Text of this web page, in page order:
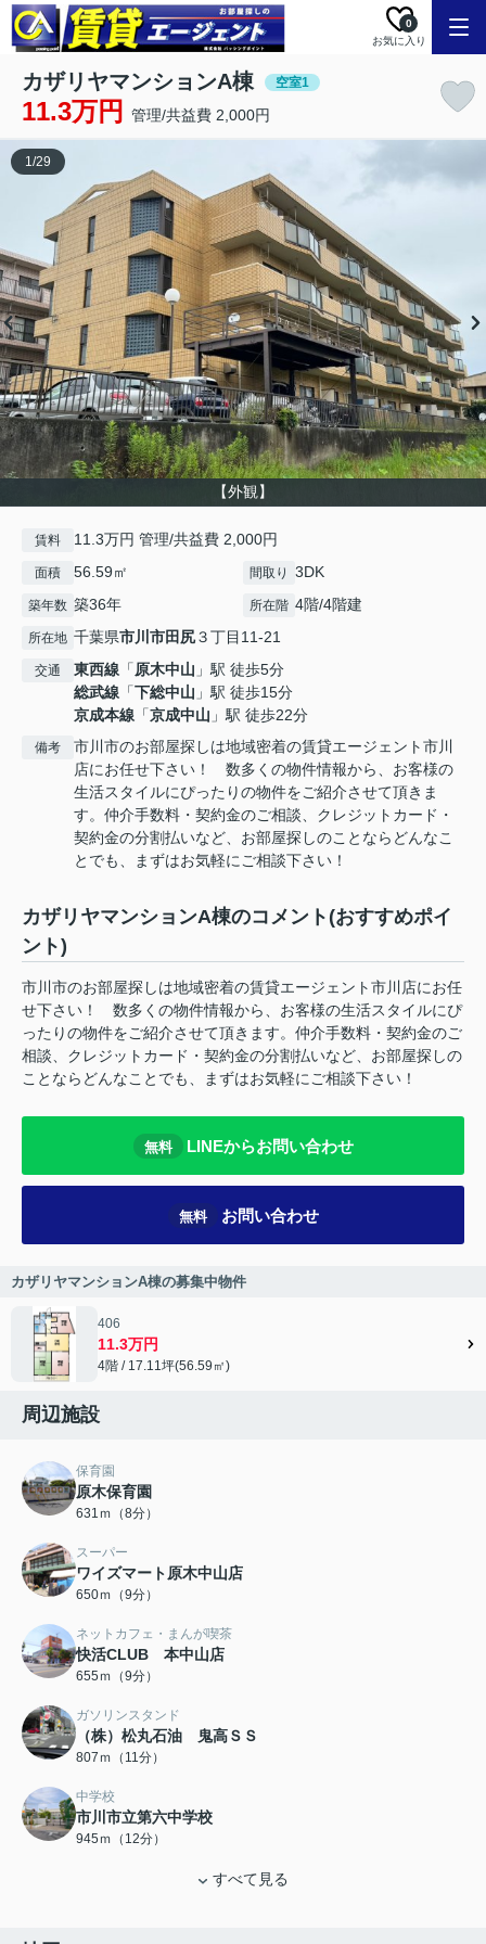
お気に入り
0
カザリヤマンションA棟 空室1
11.3万円 管理/共益費 2,000円
【外観】
1/29
賃料 11.3万円 管理/共益費 2,000円
面積 56.59㎡ 間取り 3DK
築年数 築36年 所在階 4階/4階建
所在地 千葉県市川市田尻３丁目11-21
交通 東西線 「原木中山 」駅 徒歩5分
総武線 「下総中山 」駅 徒歩15分
京成本線 「京成中山 」駅 徒歩22分
備考
市川市のお部屋探しは地域密着の賃貸エージェント市川
店にお任せ下さい！ 数多くの物件情報から、お客様の
生活スタイルにぴったりの物件をご紹介させて頂きま
す。仲介手数料・契約金のご相談、クレジットカード・
契約金の分割払いなど、お部屋探しのことならどんなこ
とでも、まずはお気軽にご相談下さい！
カザリヤマンションA棟のコメント(おすすめポイ
ント)
市川市のお部屋探しは地域密着の賃貸エージェント市川店にお任
せ下さい！ 数多くの物件情報から、お客様の生活スタイルにぴ
ったりの物件をご紹介させて頂きます。仲介手数料・契約金のご
相談、クレジットカード・契約金の分割払いなど、お部屋探しの
ことならどんなことでも、まずはお気軽にご相談下さい！
無料 LINEからお問い合わせ
無料 お問い合わせ
カザリヤマンションA棟の募集中物件
406
11.3万円
4階 / 17.11坪(56.59㎡)
周辺施設
保育園
原木保育園
631ｍ（8分）
スーパー
ワイズマート原木中山店
650ｍ（9分）
ネットカフェ・まんが喫茶
快活CLUB 本中山店
655ｍ（9分）
ガソリンスタンド
（株）松丸石油 鬼高ＳＳ
807ｍ（11分）
中学校
市川市立第六中学校
945ｍ（12分）
すべて見る